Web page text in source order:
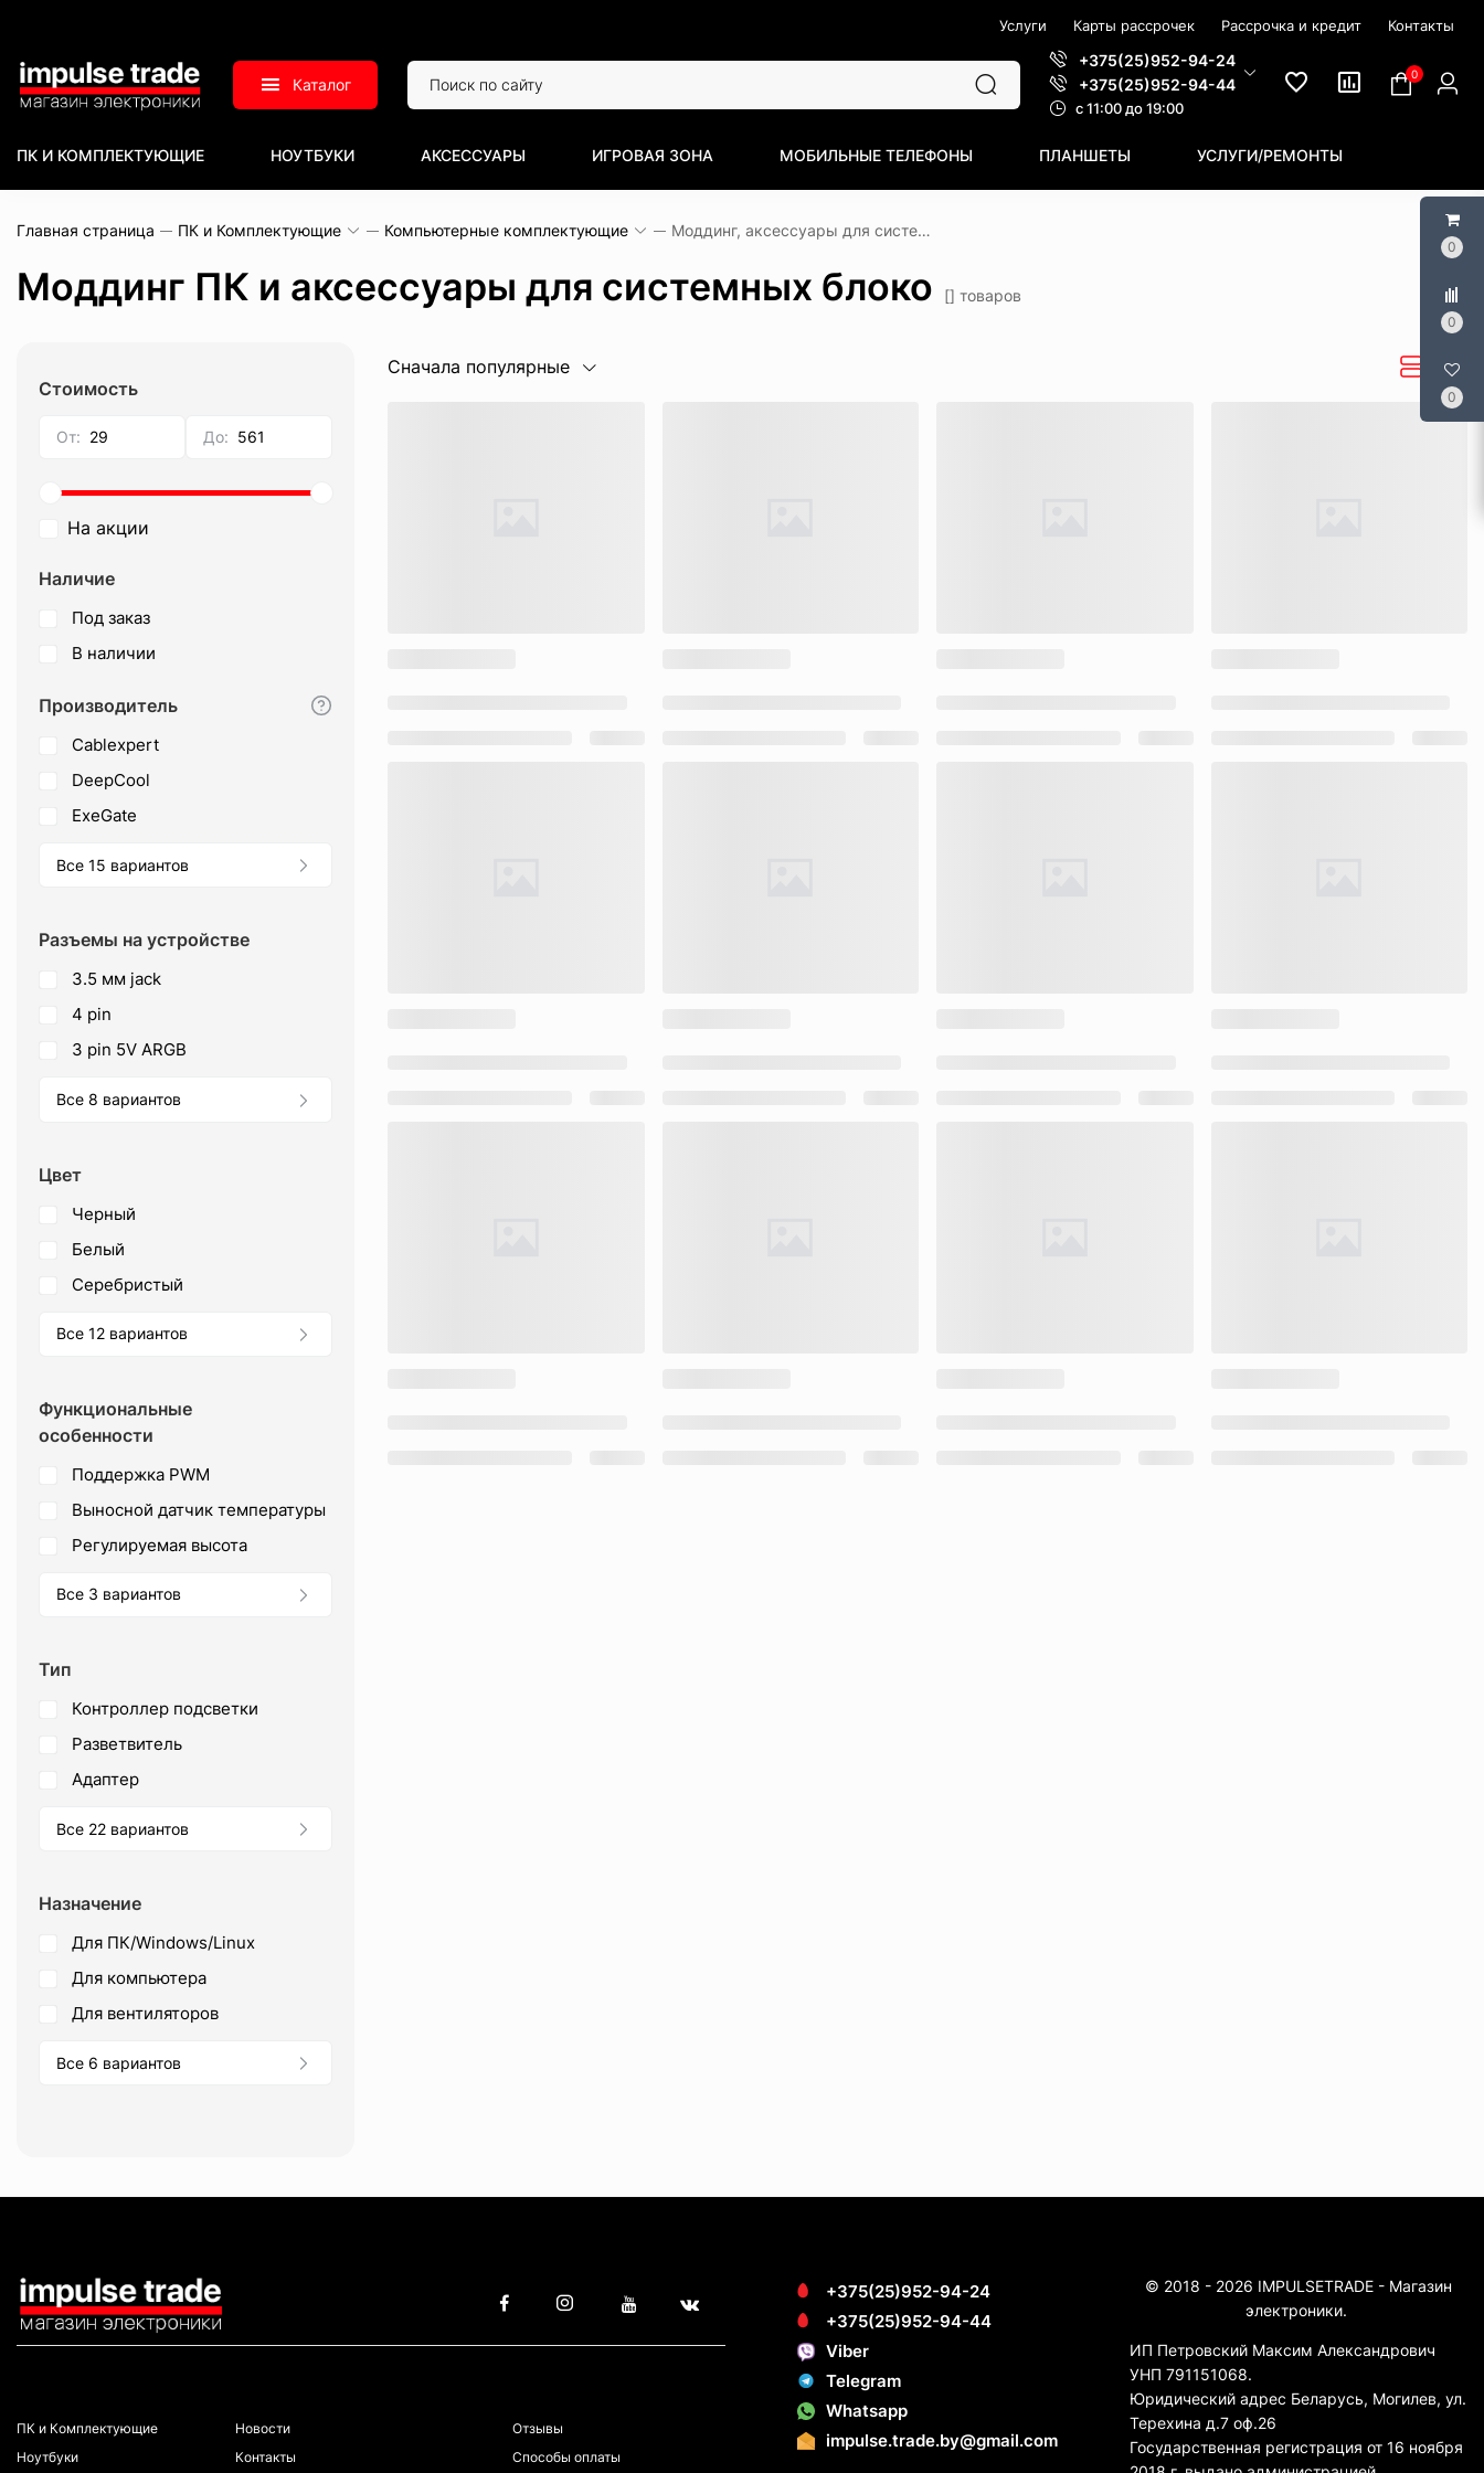
0
0
0
Услуги Карты рассрочек Рассрочка и кредит Контакты
Каталог
+375(25)952-94-24
+375(25)952-94-44
c 11:00 до 19:00
0
ПК И КОМПЛЕКТУЮЩИЕ НОУТБУКИ АКСЕССУАРЫ ИГРОВАЯ ЗОНА МОБИЛЬНЫЕ ТЕЛЕФОНЫ ПЛАНШЕТЫ УСЛУГИ/РЕМОНТЫ
Главная страница ПК и Комплектующие Компьютерные комплектующие Моддинг, аксессуары для системных блоков
Моддинг ПК и аксессуары для системных блоко [] товаров
Стоимость
От: До:
На акции
Наличие
Под заказ
В наличии
Производитель
Cablexpert
DeepCool
ExeGate
Все 15 вариантов
Разъемы на устройстве
3.5 мм jack
4 pin
3 pin 5V ARGB
Все 8 вариантов
Цвет
черный
белый
серебристый
Все 12 вариантов
Функциональные
особенности
поддержка PWM
выносной датчик температуры
регулируемая высота
Все 3 вариантов
Тип
контроллер подсветки
разветвитель
адаптер
Все 22 вариантов
Назначение
для ПК/Windows/Linux
для компьютера
для вентиляторов
Все 6 вариантов
Сначала популярные
ПК и Комплектующие
Ноутбуки
Новости
Контакты
Отзывы
Способы оплаты
+375(25)952-94-24
+375(25)952-94-44
Viber
Telegram
Whatsapp
impulse.trade.by@gmail.com
© 2018 - 2026 IMPULSETRADE - Магазин
электроники.
ИП Петровский Максим Александрович
УНП 791151068.
Юридический адрес Беларусь, Могилев, ул.
Терехина д.7 оф.26
Государственная регистрация от 16 ноября